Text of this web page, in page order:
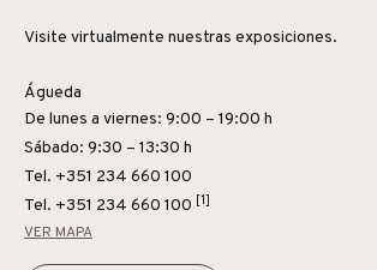
Visite virtualmente nuestras exposiciones.
Águeda
De lunes a viernes: 9:00 – 19:00 h
Sábado: 9:30 – 13:30 h
Tel. +351 234 660 100
Tel. +351 234 660 100 [1]
VER MAPA